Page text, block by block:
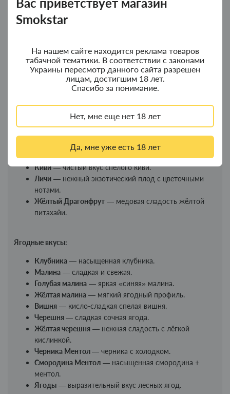
Smokstar
На нашем сайте находится реклама товаров
табачной тематики. В соответствии с законами
Украины пересмотр данного сайта разрешен
лицам, достигшим 18 лет.
Спасибо за понимание.
Нет, мне еще нет 18 лет
Да, мне уже есть 18 лет
встряхните. Дайте жидкости настояться 3–24 часа для
полного раскрытия вкуса.
Фруктовые вкусы:
Банан— мягкая сливочная сладость спелого банана.
Дыня
— сочная сладкая летняя дыня.
— натуральный вкус арбуза.
— яркий ананас с лёгкой кислинкой.
— сладкое красное яблоко.
Киви— чистый вкус спелого киви.
Личи — нежный экзотический плод с цветочными
нотами.
Жёлтый Драгонфрут — медовая сладость жёлтой
питахайи.
Ягодные вкусы:
Клубника — насыщенная клубника.
Малина — сладкая и свежая.
Голубая малина — яркая «синяя» малина.
Жёлтая малина — мягкий ягодный профиль.
Вишня — кисло-сладкая спелая вишня.
Черешня— сладкая сочная ягода.
Жёлтая черешня — нежная сладость с лёгкой
кислинкой.
Черника Ментол— черника с холодком.
Смородина Ментол — насыщенная смородина +
ментол.
Ягоды — выразительный вкус лесных ягод.